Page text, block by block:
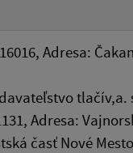
Adresa:
tlačív,a.
Adresa:
časť Nové